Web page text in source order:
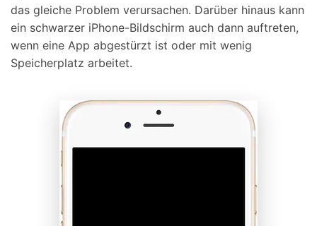
das gleiche Problem verursachen. Darüber hinaus kann
ein schwarzer iPhone-Bildschirm auch dann auftreten,
wenn eine App abgestürzt ist oder mit wenig
Speicherplatz arbeitet.